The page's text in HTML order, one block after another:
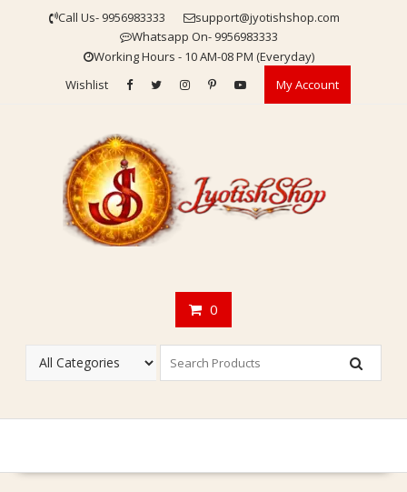
Call Us- 9956983333
support@jyotishshop.com
Whatsapp On- 9956983333
Working Hours - 10 AM-08 PM (Everyday)
Wishlist
My Account
0